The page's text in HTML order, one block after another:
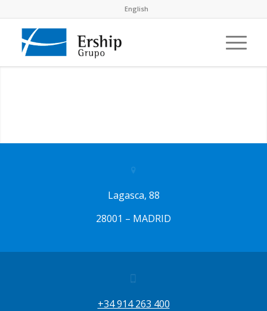
English
Lagasca, 88
28001 – MADRID
+34 914 263 400